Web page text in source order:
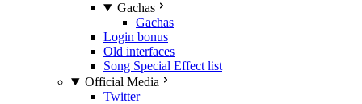
Gachas
Gachas
Login bonus
Old interfaces
Song Special Effect list
Official Media
Twitter